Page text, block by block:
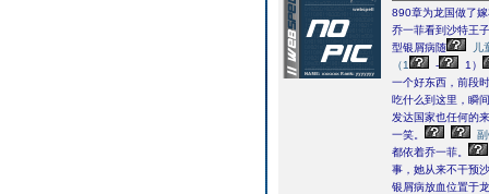
890章为龙国做了
乔一菲看到沙特王
型银屑病随
儿
（1
-
1）
一个好东西，前段
吃什么到这里，瞬
发达国家也任何的
一笑。
都依着乔一菲。
事，她从来不干预
银屑病放血位置于